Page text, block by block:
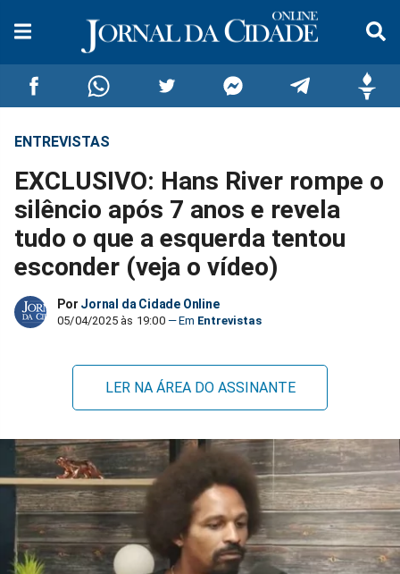
Compartilhar
no
Facebook
Compartilhar
no
Whatsapp
no
Twitter
no
Messenger
no
Telegram
no
Gettr
ENTREVISTAS
EXCLUSIVO: Hans River rompe o
silêncio após 7 anos e revela
tudo o que a esquerda tentou
esconder (veja o vídeo)
Por Jornal da Cidade Online
05/04/2025 às 19:00 Entrevistas
LER NA ÁREA DO ASSINANTE